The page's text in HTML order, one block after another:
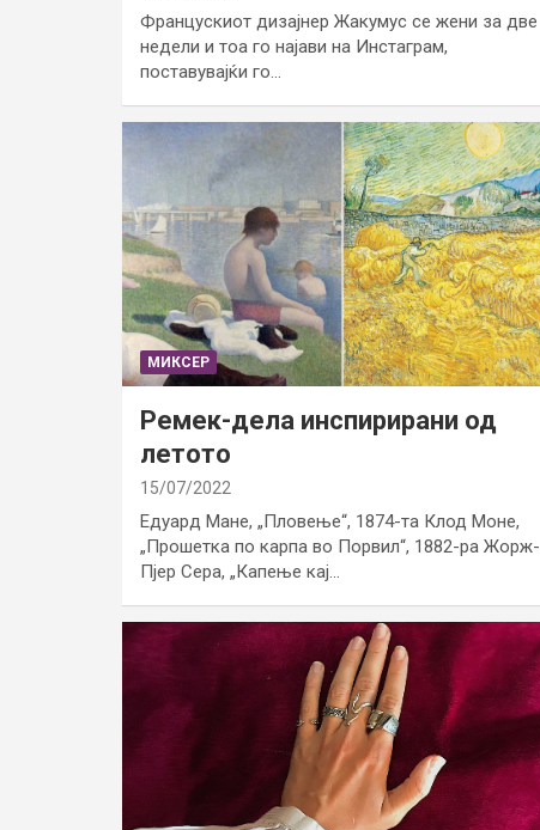
Францускиот дизајнер Жакумус се жени за две
недели и тоа го најави на Инстаграм,
поставувајќи го…
МИКСЕР
Ремек-дела инспирирани од
летото
15/07/2022
Едуард Мане, „Пловење“, 1874-та Клод Моне,
„Прошетка по карпа во Порвил“, 1882-ра Жорж-
Пјер Сера, „Капење кај…